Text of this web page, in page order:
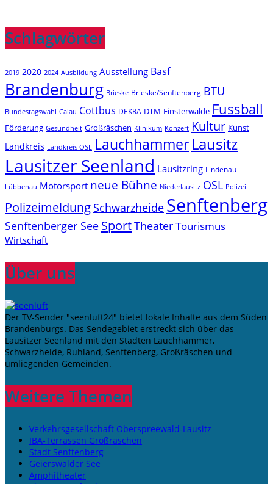
Schlagwörter
2019 2020 2024 Ausbildung Ausstellung Basf
Brandenburg Brieske Brieske/Senftenberg BTU
Bundestagswahl Calau Cottbus DEKRA DTM Finsterwalde Fussball
Förderung Gesundheit Großräschen Klinikum Konzert Kultur Kunst
Landkreis Landkreis OSL LauchhammerLausitz
Lausitzer Seenland Lausitzring Lindenau
Lübbenau Motorsport neue Bühne Niederlausitz OSL Polizei
Polizeimeldung Schwarzheide Senftenberg
Senftenberger See SportTheaterTourismus
Wirtschaft
Über uns
Der TV-Sender "seenluft24" bietet lokale Inhalte aus dem Süden
Brandenburgs. Das Sendegebiet erstreckt sich über das
Lausitzer Seenland mit den Städten Lauchhammer,
Schwarzheide, Ruhland, Senftenberg, Großräschen und
umliegenden Gemeinden.
Weitere Themen
Verkehrsgesellschaft Oberspreewald-Lausitz
IBA-Terrassen Großräschen
Stadt Senftenberg
Geierswalder See
Amphitheater